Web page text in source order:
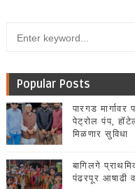
Popular Posts
पारगड
पेट्रोल पंप,
मिळणार सुविधा
बागिलगे
पंढरपूर आषाढी